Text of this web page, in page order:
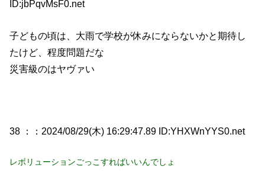
ID:jbPqvMsF0.net
子どもの頃は、大雨で学校が休みにならないかと期待し
たけど、程度問題だな
災害級のはヤヴァい
38 ： ：2024/08/29(木) 16:29:47.89 ID:YHXWnYYS0.net
レボリューションごっこすればいいんでしょ